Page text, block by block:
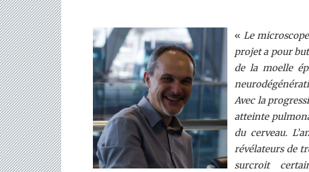
«Le
projet a pour
de la moelle
Avec la
atteinte
du cerveau.
révélateurs de
surcroit